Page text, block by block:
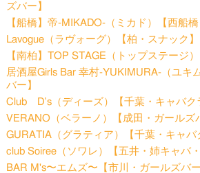
ズバー】
【船橋】帝-MIKADO-（ミカド）【西船橋
Lavogue（ラヴォーグ）【柏・スナック】
【南柏】TOP STAGE（トップステージ
居酒屋Girls Bar 幸村-YUKIMURA-（ユキ
バー】
Club D’s（ディーズ）【千葉・キャバク
VERANO（ベラーノ）【成田・ガールズ
GURATIA（グラティア）【千葉・キャバ
club Soiree（ソワレ）【五井・姉キャバ
BAR M's〜エムズ〜【市川・ガールズバー